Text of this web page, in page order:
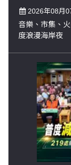
2026年08月
音樂、市集、
度浪漫海岸夜